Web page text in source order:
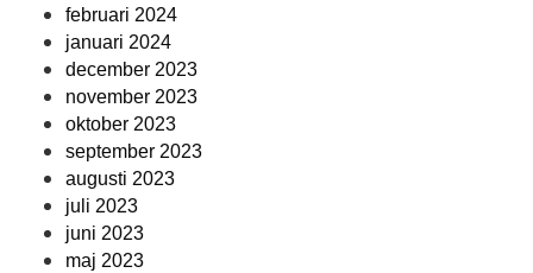
februari 2024
januari 2024
december 2023
november 2023
oktober 2023
september 2023
augusti 2023
juli 2023
juni 2023
maj 2023